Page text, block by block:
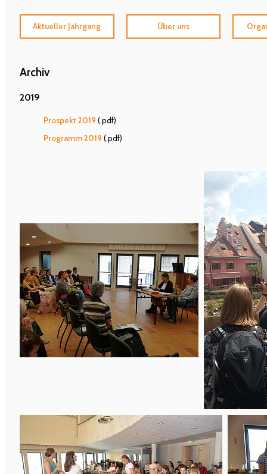
Aktueller Jahrgang Über uns
Archiv
2019
Prospekt 2019 (.pdf)
Programm 2019 (.pdf)